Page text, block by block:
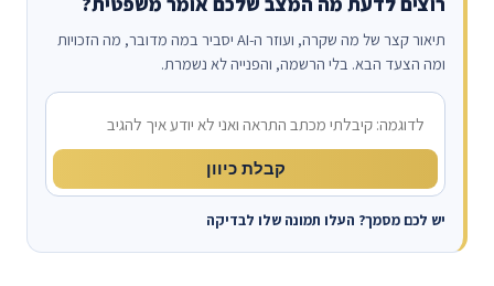
תיאור קצר של מה שקרה, ועוזר ה-AI יסביר במה מדובר, מה הזכויות
ומה הצעד הבא. בלי הרשמה, והפנייה לא נשמרת.
מה קרה?
קבלת כיוון
יש לכם מסמך? העלו תמונה שלו לבדיקה